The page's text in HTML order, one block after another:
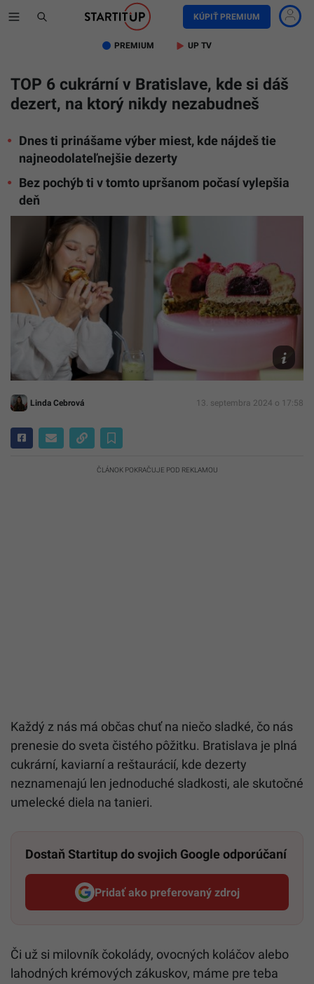
KÚPIŤ PREMIUM
PREMIUM UP TV
TOP 6 cukrární v Bratislave, kde si dáš
dezert, na ktorý nikdy nezabudneš
Dnes ti prinášame výber miest, kde nájdeš tie
najneodolateľnejšie dezerty
Bez pochýb ti v tomto upršanom počasí vylepšia
deň
Svet
Miriss
Linda Cebrová 13. septembra 2024 o 17:58
ČLÁNOK POKRAČUJE POD REKLAMOU
Každý z nás má občas chuť na niečo sladké, čo nás
prenesie do sveta čistého pôžitku. Bratislava je plná
cukrární, kaviarní a reštaurácií, kde dezerty
neznamenajú len jednoduché sladkosti, ale skutočné
umelecké diela na tanieri.
Dostaň Startitup do svojich Google odporúčaní
Pridať ako preferovaný zdroj
Startitup, odkaz sa otvorí v
Či už si milovník čokolády, ovocných koláčov alebo
lahodných krémových zákuskov, máme pre teba